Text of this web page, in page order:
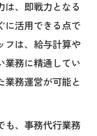
は、即戦力となる
に活用できる点で
フは、給与計算や
業務に精通してい
業務運営が可能と
も、事務代行業務